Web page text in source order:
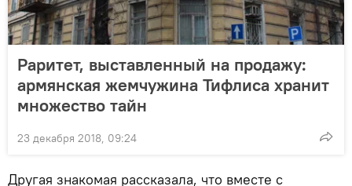
Раритет, выставленный на продажу:
армянская жемчужина Тифлиса хранит
множество тайн
23 декабря 2018, 09:24
Другая знакомая рассказала, что вместе с